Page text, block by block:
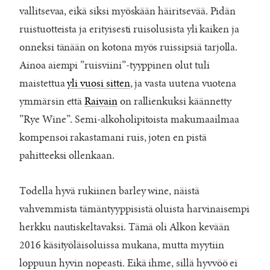
vallitsevaa, eikä siksi myöskään häiritsevää. Pidän
ruistuotteista ja erityisesti ruisolusista yli kaiken ja
onneksi tänään on kotona myös ruissipsiä tarjolla.
Ainoa aiempi ”ruisviini”-tyyppinen olut tuli
maistettuayli vuosi sitten, ja vasta uutena vuotena
ymmärsin ettäRaivainon rallienkuksi käännetty
”Rye Wine”. Semi-alkoholipitoista makumaailmaa
kompensoi rakastamani ruis, joten en pistä
pahitteeksi ollenkaan.
Todella hyvä rukiinen barley wine, näistä
vahvemmista tämäntyyppisistä oluista harvinaisempi
herkku nautiskeltavaksi. Tämä oli Alkon kevään
2016 käsityöläisoluissa mukana, mutta myytiin
loppuun hyvin nopeasti. Eikä ihme, sillä hyvvöö ei